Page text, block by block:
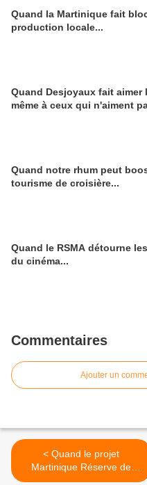
Quand la Martinique fait
production locale...
Quand Desjoyaux fait aimer
même à ceux qui n'aiment
Quand notre rhum peut
tourisme de croisière...
Quand le RSMA détourne
du cinéma...
Commentaires
Ajouter un
< Quand le projet
Martinique Réserve de
Biosphère pose sa